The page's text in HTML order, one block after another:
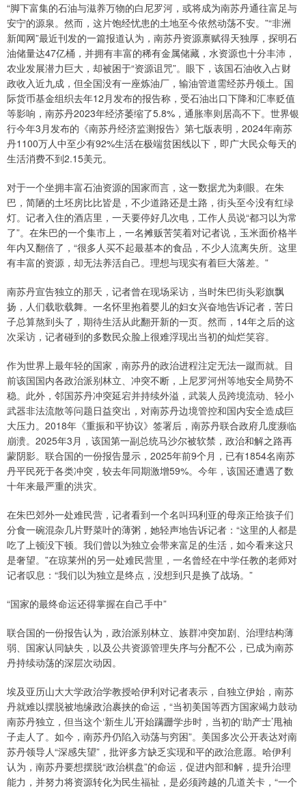
“脚下富集的石油与滋养万物的白尼罗河，或将成为南苏丹通往富足与
安宁的源泉。然而，这片饱经忧患的土地至今依然动荡不安。”“非洲
新闻网”最近刊发的一篇报道认为，南苏丹资源禀赋得天独厚，探明石
油储量达47亿桶，并拥有丰富的稀有金属储藏，水资源也十分丰沛，
农业发展潜力巨大，却被困于“资源诅咒”。眼下，该国石油收入占财
政收入近九成，但全国没有一座炼油厂，输油管道需经苏丹领土。国
际货币基金组织去年12月发布的报告称，受石油出口下降和汇率贬值
等影响，南苏丹2023年经济萎缩了5.8%，通胀率则居高不下。世界银
行今年3月发布的《南苏丹经济监测报告》第七版表明，2024年南苏
丹1100万人中至少有92%生活在极端贫困线以下，即广大民众每天的
生活消费不到2.15美元。
对于一个坐拥丰富石油资源的国家而言，这一数据尤为刺眼。在朱
巴，简陋的土坯房比比皆是，不少道路还是土路，街头至今没有红绿
灯。记者入住的酒店里，一天要停好几次电，工作人员说“都习以为常
了”。在朱巴的一个集市上，一名摊贩苦笑着对记者说，玉米面价格半
年内又翻倍了，“很多人买不起最基本的食品，不少人流离失所。这里
有丰富的资源，却无法养活自己。理想与现实有着巨大落差。”
南苏丹宣告独立的那天，记者曾在现场采访，当时朱巴街头彩旗飘
扬，人们载歌载舞。一名怀里抱着婴儿的妇女兴奋地告诉记者，苦日
子总算熬到头了，期待生活从此翻开新的一页。然而，14年之后的这
次采访，记者碰到的多数民众脸上很难浮现出当初的灿烂笑容。
作为世界上最年轻的国家，南苏丹的政治进程注定无法一蹴而就。目
前该国国内各政治派别林立、冲突不断，上尼罗河州等地安全局势不
稳。此外，邻国苏丹冲突延宕并持续外溢，武装人员跨境流动、轻小
武器非法流散等问题日益突出，对南苏丹边境管控和国内安全造成巨
大压力。2018年《重振和平协议》签署后，南苏丹联合政府几度濒临
崩溃。2025年3月，该国第一副总统马沙尔被软禁，政治和解之路再
蒙阴影。联合国的一份报告显示，2025年前9个月，已有1854名南苏
丹平民死于各类冲突，较去年同期激增59%。今年，该国还遭遇了数
十年来最严重的洪灾。
在朱巴郊外一处难民营，记者看到一个名叫玛利亚的母亲正给孩子们
分食一碗混杂几片野菜叶的薄粥，她轻声地告诉记者：“这里的人都是
吃了上顿没下顿。我们曾以为独立会带来富足的生活，如今看来这只
是奢望。”在琼莱州的另一处难民营里，一名曾经在中学任教的老师对
记者叹息：“我们以为独立是终点，没想到只是换了战场。”
“国家的最终命运还得掌握在自己手中”
联合国的一份报告认为，政治派别林立、族群冲突加剧、治理结构薄
弱、国家认同缺失，以及公共资源管理失序与分配不公，已成为南苏
丹持续动荡的深层次动因。
埃及亚历山大大学政治学教授哈伊利对记者表示，自独立伊始，南苏
丹就难以摆脱被地缘政治裹挟的命运，“当初美国等西方国家竭力鼓动
南苏丹独立，但当这个‘新生儿’开始蹒跚学步时，当初的‘助产士’甩袖
子走人了。如今，南苏丹仍陷入动荡与穷困”。美国多次公开表达对南
苏丹领导人“深感失望”，批评多方缺乏实现和平的政治意愿。哈伊利
认为，南苏丹要想摆脱“政治棋盘”的命运，促进内部和解，提升治理
能力，并努力将资源转化为民生福祉，是必须跨越的几道关卡，“一个